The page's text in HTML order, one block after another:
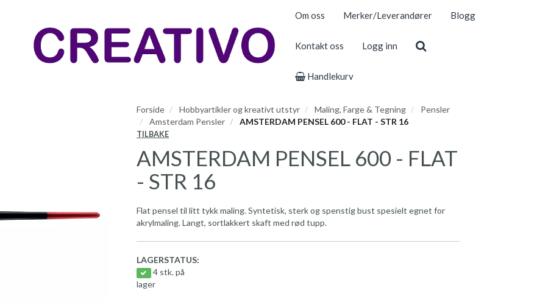
Om oss Merker/Leverandører Blogg
Kontakt oss Logg inn
Handlekurv
Forside Hobbyartikler og kreativt utstyr Maling, Farge & Tegning
Pensler
Amsterdam Pensler
AMSTERDAM PENSEL 600 - FLAT - STR 16
TILBAKE
AMSTERDAM PENSEL 600 - FLAT
- STR 16
Flat pensel til litt tykk maling. Syntetisk, sterk og spenstig bust spesielt egnet for
akrylmaling. Langt, sortlakkert skaft med rød tupp.
LAGERSTATUS:
4 stk. på
lager